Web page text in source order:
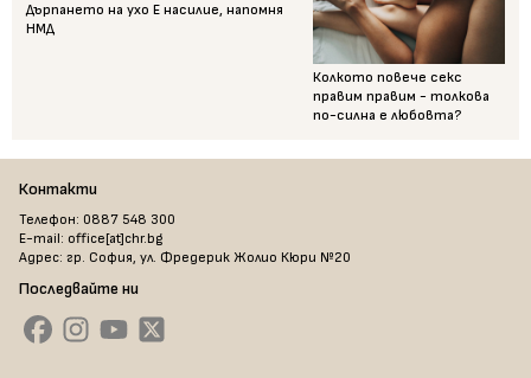
Дърпането на ухо Е насилие, напомня
НМД
Колкото повече секс
правим правим - толкова
по-силна е любовта?
Контакти
Телефон: 0887 548 300
E-mail: office[at]chr.bg
Адрес: гр. София, ул. Фредерик Жолио Кюри №20
Последвайте ни